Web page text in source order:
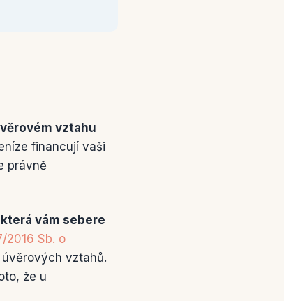
vztahu
financují vaši
právně
vám sebere
2016 Sb. o
vztahů.
že u